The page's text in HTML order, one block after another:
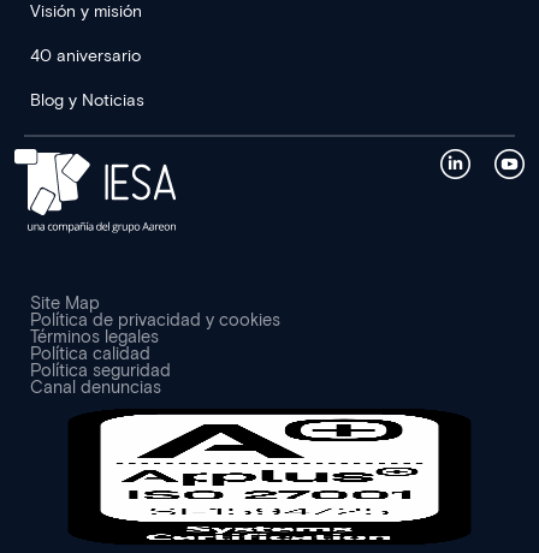
Visión y misión
40 aniversario
Blog y Noticias
Site Map
Política de privacidad y cookies
Términos legales
Política calidad
Política seguridad
Canal denuncias